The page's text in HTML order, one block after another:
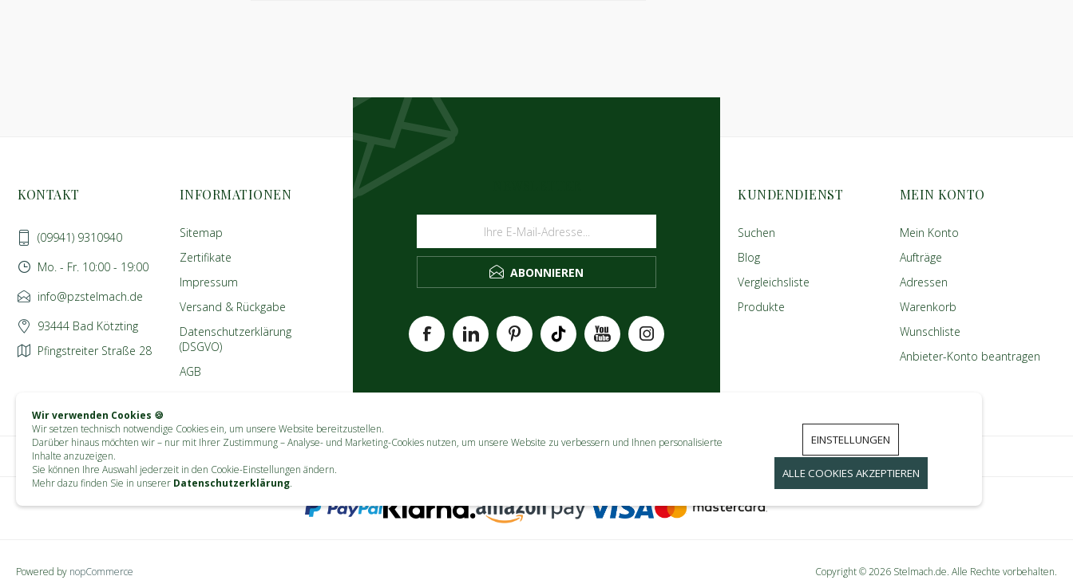
Wir verwenden Cookies 🍪
Wir setzen technisch notwendige Cookies ein, um unsere Website bereitzustellen.
Darüber hinaus möchten wir – nur mit Ihrer Zustimmung – Analyse- und Marketing-Cookies nutzen, um unsere Website zu verbessern und Ihnen personalisierte
Inhalte anzuzeigen.
Sie können Ihre Auswahl jederzeit in den Cookie-Einstellungen ändern.
Mehr dazu finden Sie in unserer Datenschutzerklärung.
EINSTELLUNGEN
ALLE COOKIES AKZEPTIEREN
ABONNIEREN
KONTAKT
(09941) 9310940
Mo. - Fr. 10:00 - 19:00
info@pzstelmach.de
93444 Bad Kötzting
Pfingstreiter Straße 28
INFORMATIONEN
Sitemap
Zertifikate
Impressum
Versand & Rückgabe
Datenschutzerklärung
(DSGVO)
AGB
KUNDENDIENST
Suchen
Blog
Vergleichsliste
Produkte
MEIN KONTO
Mein Konto
Aufträge
Adressen
Warenkorb
Wunschliste
Anbieter-Konto beantragen
Powered by nopCommerce Copyright © 2026 Stelmach.de. Alle Rechte vorbehalten.